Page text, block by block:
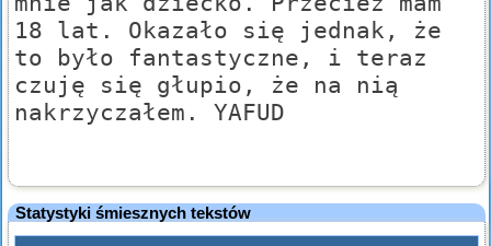
18 lat. Okazało się jednak, że
to było fantastyczne, i teraz
czuję się głupio, że na nią
nakrzyczałem. YAFUD
Statystyki śmiesznych tekstów